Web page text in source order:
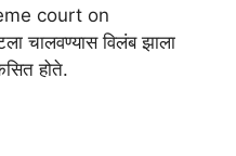
court on
चालवण्यास विलंब झाला
होते.